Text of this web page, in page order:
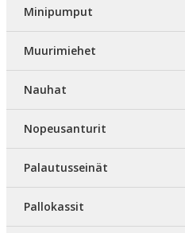
Minipumput
Muurimiehet
Nauhat
Nopeusanturit
Palautusseinät
Pallokassit